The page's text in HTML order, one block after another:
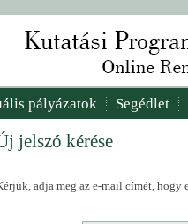
pályázatok Segédlet
jelszó kérése
adja meg az e-mail címét, hogy